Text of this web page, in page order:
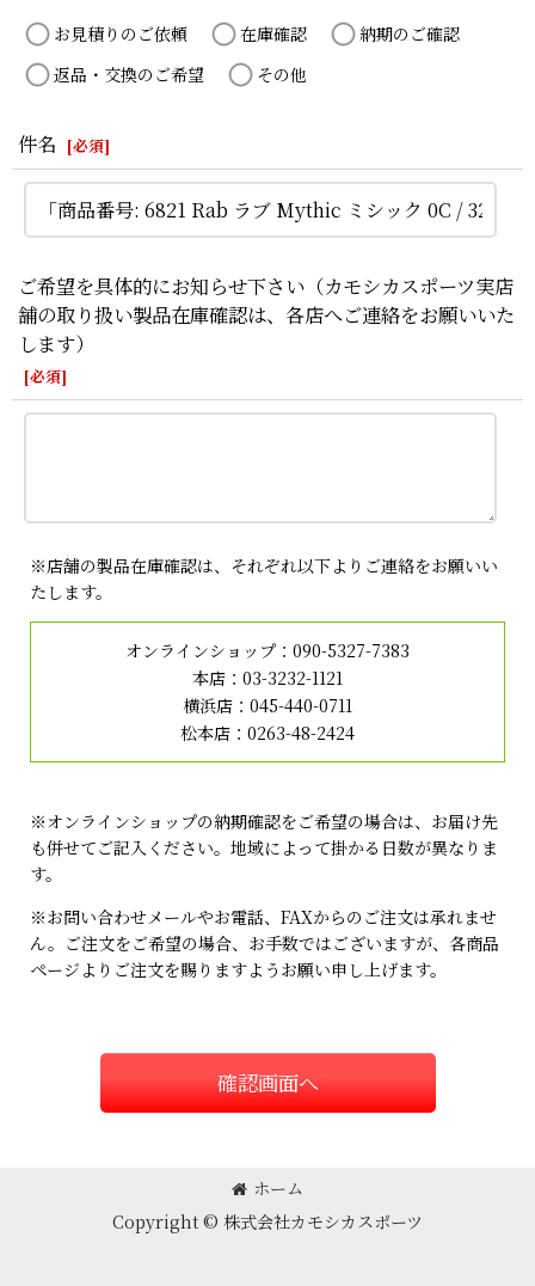
お見積りのご依頼 在庫確認
納期のご確認
返品・交換のご希望
その他
件名 [必須]
ご希望を具体的にお知らせ下さい（カモシカスポーツ実店
舗の取り扱い製品在庫確認は、各店へご連絡をお願いいた
します）
[必須]
※店舗の製品在庫確認は、それぞれ以下よりご連絡をお願いい
たします。
オンラインショップ： 090-5327-7383
本店： 03-3232-1121
横浜店： 045-440-0711
松本店： 0263-48-2424
※オンラインショップの納期確認をご希望の場合は、お届け先
も併せてご記入ください。地域によって掛かる日数が異なりま
す。
※お問い合わせメールやお電話、FAXからのご注文は承れませ
ん。ご注文をご希望の場合、お手数ではございますが、各商品
ページよりご注文を賜りますようお願い申し上げます。
確認画面へ
ホーム
Copyright © 株式会社カモシカスポーツ